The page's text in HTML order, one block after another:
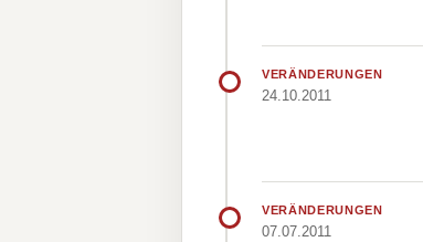
VERÄNDERUNGEN
24.10.2011
VERÄNDERUNGEN
07.07.2011